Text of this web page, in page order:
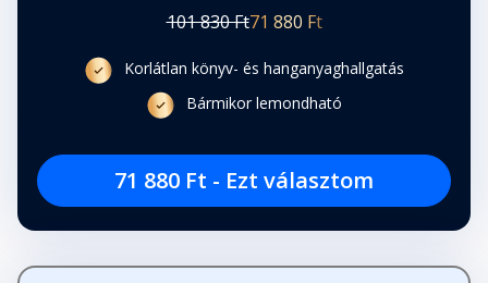
101 830 Ft71 880 Ft
Korlátlan könyv- és hanganyaghallgatás
Bármikor lemondható
71 880 Ft - Ezt választom